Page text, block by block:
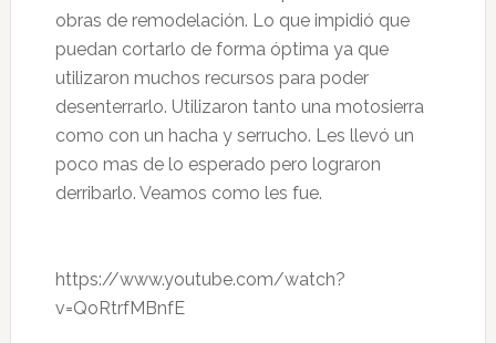
obras de remodelación. Lo que impidió que
puedan cortarlo de forma óptima ya que
utilizaron muchos recursos para poder
desenterrarlo. Utilizaron tanto una motosierra
como con un hacha y serrucho. Les llevó un
poco mas de lo esperado pero lograron
derribarlo. Veamos como les fue.
https://www.youtube.com/watch?
v=QoRtrfMBnfE